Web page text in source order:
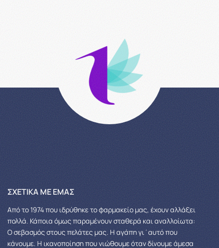
ΣΧΕΤΙΚΆ ΜΕ ΕΜΆΣ
Από το 1974 που ιδρύθηκε το φαρμακείο μας, έχουν αλλάξει
πολλά. Κάποια όμως παραμένουν σταθερά και αναλλοίωτα:
Ο σεβασμός στους πελάτες μας. Η αγάπη γι΄αυτό που
κάνουμε. Η ικανοποίηση που νιώθουμε όταν δίνουμε άμεσα